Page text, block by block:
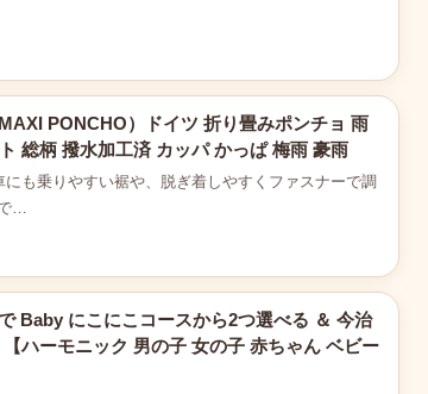
PONCHO）ドイツ 折り畳みポンチョ 雨
総柄 撥水加工済 カッパ かっぱ 梅雨 豪雨
も乗りやすい裾や、脱ぎ着しやすくファスナーで調
…
Baby にこにこコースから2つ選べる ＆ 今治
ハーモニック 男の子 女の子 赤ちゃん ベビー